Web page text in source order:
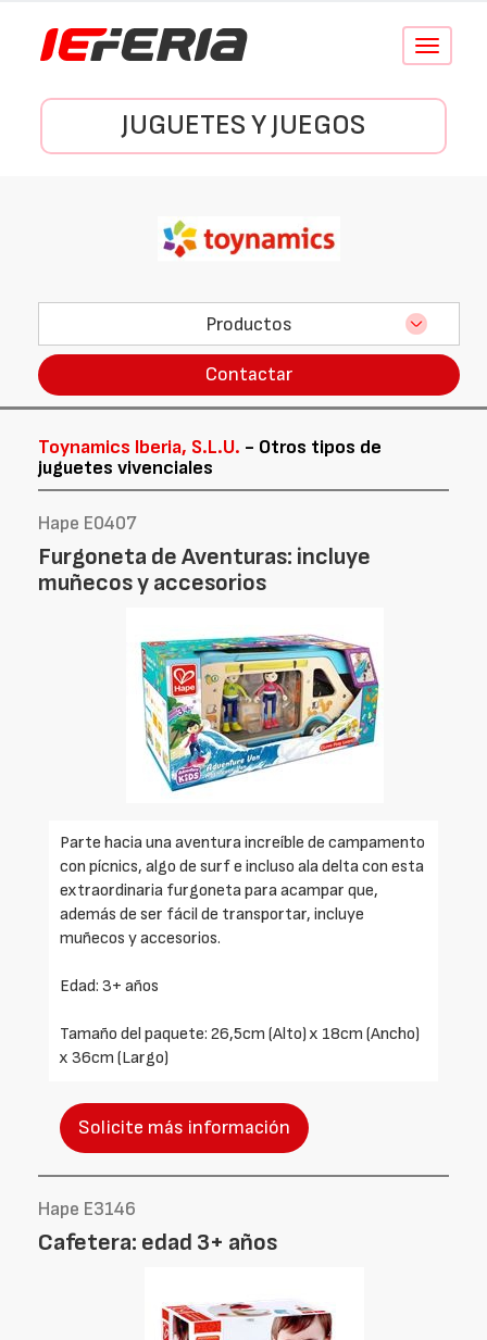
Conmutar
JUGUETES Y JUEGOS
Productos
Contactar
Toynamics Iberia, S.L.U. - Otros tipos de
juguetes vivenciales
Hape E0407
Furgoneta de Aventuras: incluye
muñecos y accesorios
Parte hacia una aventura increíble de campamento
con pícnics, algo de surf e incluso ala delta con esta
extraordinaria furgoneta para acampar que,
además de ser fácil de transportar, incluye
muñecos y accesorios.
Edad: 3+ años
Tamaño del paquete: 26,5cm (Alto) x 18cm (Ancho)
x 36cm (Largo)
Solicite más información
Hape E3146
Cafetera: edad 3+ años